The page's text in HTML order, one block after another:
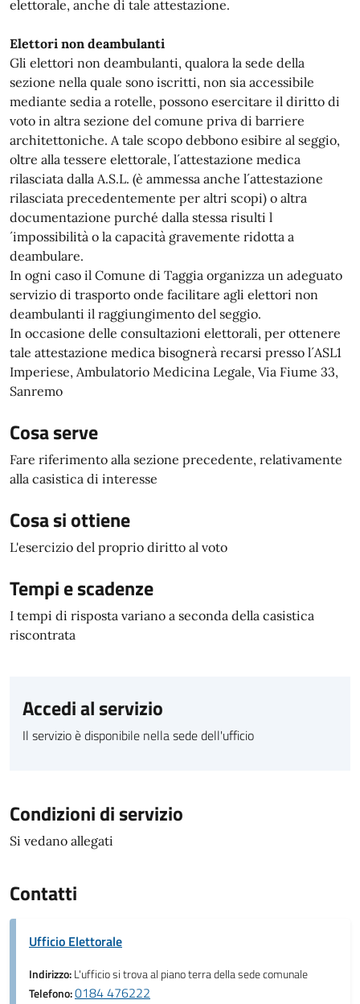
elettorale, anche di tale attestazione.
Elettori non deambulanti
Gli elettori non deambulanti, qualora la sede della
sezione nella quale sono iscritti, non sia accessibile
mediante sedia a rotelle, possono esercitare il diritto di
voto in altra sezione del comune priva di barriere
architettoniche. A tale scopo debbono esibire al seggio,
oltre alla tessere elettorale, l´attestazione medica
rilasciata dalla A.S.L. (è ammessa anche l´attestazione
rilasciata precedentemente per altri scopi) o altra
documentazione purché dalla stessa risulti l
´impossibilità o la capacità gravemente ridotta a
deambulare.
In ogni caso il Comune di Taggia organizza un adeguato
servizio di trasporto onde facilitare agli elettori non
deambulanti il raggiungimento del seggio.
In occasione delle consultazioni elettorali, per ottenere
tale attestazione medica bisognerà recarsi presso l´ASL1
Imperiese, Ambulatorio Medicina Legale, Via Fiume 33,
Sanremo
Cosa serve
Fare riferimento alla sezione precedente, relativamente
alla casistica di interesse
Cosa si ottiene
L'esercizio del proprio diritto al voto
Tempi e scadenze
I tempi di risposta variano a seconda della casistica
riscontrata
Accedi al servizio
Il servizio è disponibile nella sede dell'ufficio
Condizioni di servizio
Si vedano allegati
Contatti
Ufficio Elettorale
Indirizzo:L'ufficio si trova al piano terra della sede comunale
Telefono:0184 476222